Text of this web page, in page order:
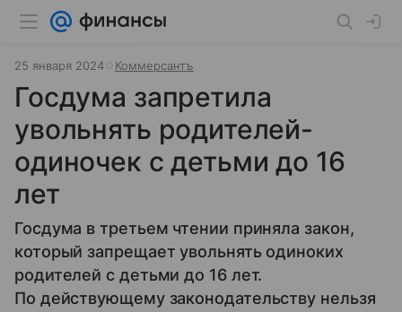
25 января 2024 Коммерсантъ
Госдума запретила
увольнять родителей-
одиночек с детьми до 16
лет
Госдума в третьем чтении приняла закон,
который запрещает увольнять одиноких
родителей с детьми до 16 лет.
По действующему законодательству нельзя